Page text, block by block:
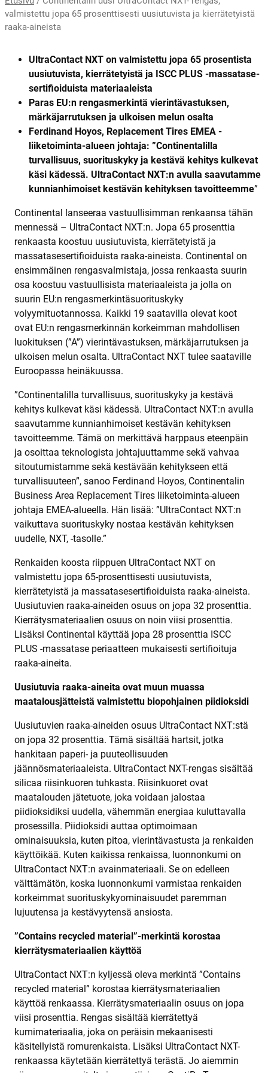
valmistettu jopa 65 prosenttisesti uusiutuvista ja kierrätetyistä
raaka-aineista
UltraContact NXT on valmistettu jopa 65 prosentista
uusiutuvista, kierrätetyistä ja ISCC PLUS -massatase-
sertifioiduista materiaaleista
Paras EU:n rengasmerkintä vierintävastuksen,
märkäjarrutuksen ja ulkoisen melun osalta
Ferdinand Hoyos, Replacement Tires EMEA -
liiketoiminta-alueen johtaja: ”Continentalilla
turvallisuus, suorituskyky ja kestävä kehitys kulkevat
käsi kädessä. UltraContact NXT:n avulla saavutamme
kunnianhimoiset kestävän kehityksen tavoitteemme”
Continental lanseeraa vastuullisimman renkaansa tähän
mennessä – UltraContact NXT:n. Jopa 65 prosenttia
renkaasta koostuu uusiutuvista, kierrätetyistä ja
massatasesertifioiduista raaka-aineista. Continental on
ensimmäinen rengasvalmistaja, jossa renkaasta suurin
osa koostuu vastuullisista materiaaleista ja jolla on
suurin EU:n rengasmerkintäsuorituskyky
volyymituotannossa. Kaikki 19 saatavilla olevat koot
ovat EU:n rengasmerkinnän korkeimman mahdollisen
luokituksen (”A”) vierintävastuksen, märkäjarrutuksen ja
ulkoisen melun osalta. UltraContact NXT tulee saataville
Euroopassa heinäkuussa.
”Continentalilla turvallisuus, suorituskyky ja kestävä
kehitys kulkevat käsi kädessä. UltraContact NXT:n avulla
saavutamme kunnianhimoiset kestävän kehityksen
tavoitteemme. Tämä on merkittävä harppaus eteenpäin
ja osoittaa teknologista johtajuuttamme sekä vahvaa
sitoutumistamme sekä kestävään kehitykseen että
turvallisuuteen”, sanoo Ferdinand Hoyos, Continentalin
Business Area Replacement Tires liiketoiminta-alueen
johtaja EMEA-alueella. Hän lisää: ”UltraContact NXT:n
vaikuttava suorituskyky nostaa kestävän kehityksen
uudelle, NXT, -tasolle.”
Renkaiden koosta riippuen UltraContact NXT on
valmistettu jopa 65-prosenttisesti uusiutuvista,
kierrätetyistä ja massatasesertifioiduista raaka-aineista.
Uusiutuvien raaka-aineiden osuus on jopa 32 prosenttia.
Kierrätysmateriaalien osuus on noin viisi prosenttia.
Lisäksi Continental käyttää jopa 28 prosenttia ISCC
PLUS -massatase periaatteen mukaisesti sertifioituja
raaka-aineita.
Uusiutuvia raaka-aineita ovat muun muassa
maatalousjätteistä valmistettu biopohjainen piidioksidi
Uusiutuvien raaka-aineiden osuus UltraContact NXT:stä
on jopa 32 prosenttia. Tämä sisältää hartsit, jotka
hankitaan paperi- ja puuteollisuuden
jäännösmateriaaleista. UltraContact NXT-rengas sisältää
silicaa riisinkuoren tuhkasta. Riisinkuoret ovat
maatalouden jätetuote, joka voidaan jalostaa
piidioksidiksi uudella, vähemmän energiaa kuluttavalla
prosessilla. Piidioksidi auttaa optimoimaan
ominaisuuksia, kuten pitoa, vierintävastusta ja renkaiden
käyttöikää. Kuten kaikissa renkaissa, luonnonkumi on
UltraContact NXT:n avainmateriaali. Se on edelleen
välttämätön, koska luonnonkumi varmistaa renkaiden
korkeimmat suorituskykyominaisuudet paremman
lujuutensa ja kestävyytensä ansiosta.
”Contains recycled material”-merkintä korostaa
kierrätysmateriaalien käyttöä
UltraContact NXT:n kyljessä oleva merkintä ”Contains
recycled material” korostaa kierrätysmateriaalien
käyttöä renkaassa. Kierrätysmateriaalin osuus on jopa
viisi prosenttia. Rengas sisältää kierrätettyä
kumimateriaalia, joka on peräisin mekaanisesti
käsitellyistä romurenkaista. Lisäksi UltraContact NXT-
renkaassa käytetään kierrätettyä terästä. Jo aiemmin